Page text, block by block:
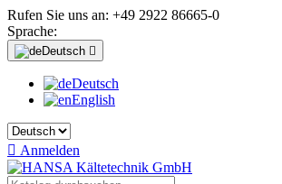
Rufen Sie uns an: +49 2922 86665-0
Sprache:
Deutsch 
Deutsch
English
 Anmelden